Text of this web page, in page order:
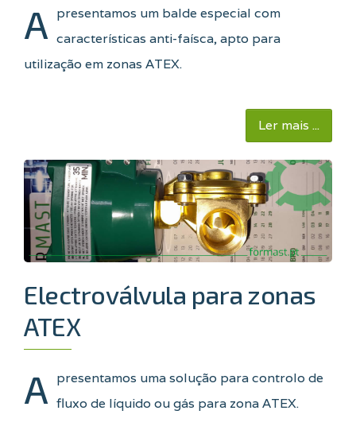
A presentamos um balde especial com
características anti-faísca, apto para
utilização em zonas ATEX.
Ler mais ...
Electroválvula para zonas
ATEX
A presentamos uma solução para controlo de
fluxo de líquido ou gás para zona ATEX.